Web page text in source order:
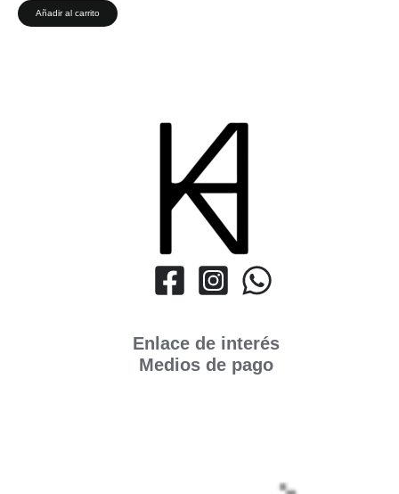
Añadir al carrito
Enlace de interés
Medios de pago